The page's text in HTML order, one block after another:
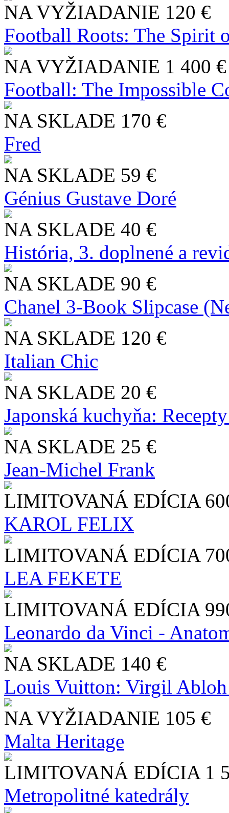
NA VYŽIADANIE 120 €
Football Roots: The Spirit
NA VYŽIADANIE 1 400 €
Football: The Impossible
NA SKLADE 170 €
Fred
NA SKLADE 59 €
Génius Gustave Doré
NA SKLADE 40 €
História, 3. doplnené a
NA SKLADE 90 €
Chanel 3-Book Slipcase
NA SKLADE 120 €
Italian Chic
NA SKLADE 20 €
Japonská kuchyňa:
NA SKLADE 25 €
Jean-Michel Frank
LIMITOVANÁ EDÍCIA
KAROL FELIX
LIMITOVANÁ EDÍCIA
LEA FEKETE
LIMITOVANÁ EDÍCIA
Leonardo da Vinci -
NA SKLADE 140 €
Louis Vuitton: Virgil
NA VYŽIADANIE 105 €
Malta Heritage
LIMITOVANÁ EDÍCIA 1
Metropolitné katedrály